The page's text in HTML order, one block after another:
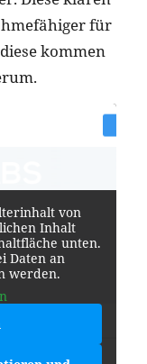
für
kommen
von
Inhalt
unten.
Daten an
werden.